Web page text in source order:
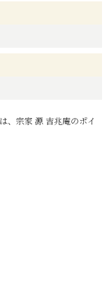
、宗家 源 吉兆庵のポイ